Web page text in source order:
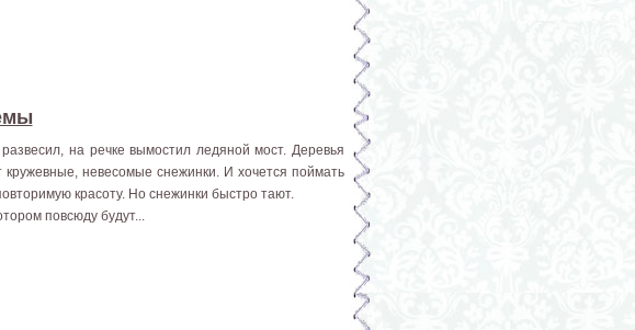
на речке вымостил ледяной мост. Деревья
невесомые снежинки. И хочется поймать
красоту. Но снежинки быстро тают.
повсюду будут...